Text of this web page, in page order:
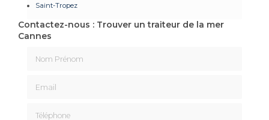
Saint-Tropez
Contactez-nous : Trouver un traiteur de la mer
Cannes